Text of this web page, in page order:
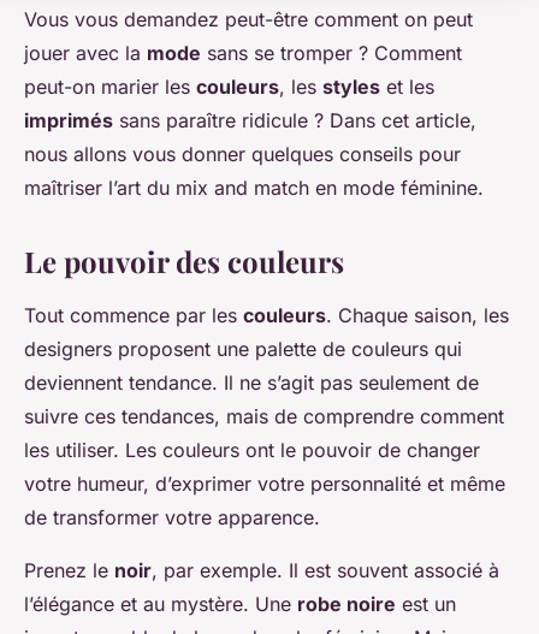
Vous vous demandez peut-être comment on peut
jouer avec la mode sans se tromper ? Comment
peut-on marier les couleurs, les styles et les
imprimés sans paraître ridicule ? Dans cet article,
nous allons vous donner quelques conseils pour
maîtriser l’art du mix and match en mode féminine.
Le pouvoir des couleurs
Tout commence par les couleurs. Chaque saison, les
designers proposent une palette de couleurs qui
deviennent tendance. Il ne s’agit pas seulement de
suivre ces tendances, mais de comprendre comment
les utiliser. Les couleurs ont le pouvoir de changer
votre humeur, d’exprimer votre personnalité et même
de transformer votre apparence.
Prenez le noir, par exemple. Il est souvent associé à
l’élégance et au mystère. Une robe noire est un